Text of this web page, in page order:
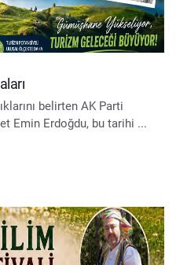
belirten AK Parti
Emin Erdoğdu, bu tarihi ...